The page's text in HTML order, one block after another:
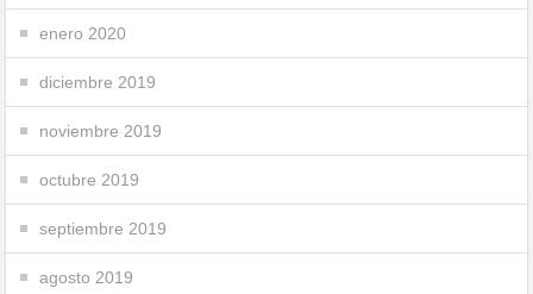
enero 2020
diciembre 2019
noviembre 2019
octubre 2019
septiembre 2019
agosto 2019